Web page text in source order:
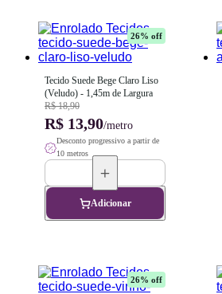
26% off
Tecido Suede Bege Claro Liso
(Veludo) - 1,45m de Largura
R$ 18,90
R$ 13,90/metro
Desconto progressivo a partir de
10 metros
Adicionar
26% off